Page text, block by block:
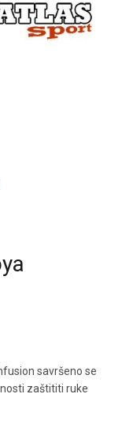
savršeno se
zaštititi ruke